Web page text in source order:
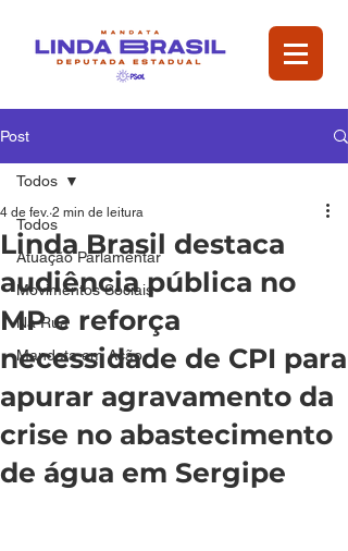
Post
Todos
Atuação Parlamentar
Movimentos Sociais
Na Rua
Mandata em Ação
Todos
Linda Brasil destaca
audiência pública no
MP e reforça
necessidade de CPI para
apurar agravamento da
crise no abastecimento
de água em Sergipe
4 de fev. 2 min de leitura